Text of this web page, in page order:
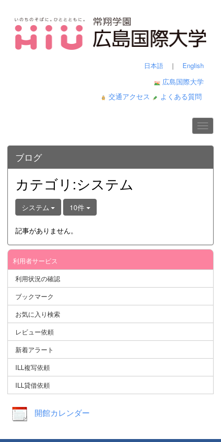
日本語 ｜ English
広島国際大学
交通アクセス
よくある質問
ブログ
カテゴリ:システム
システム 10件
記事がありません。
利用者サービス
利用状況の確認
ブックマーク
お気に入り検索
レビュー依頼
新着アラート
ILL複写依頼
ILL貸借依頼
開館カレンダー